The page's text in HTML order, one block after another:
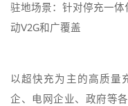
驻地场景：针对停充一
动V2G和广覆盖
以超快充为主的高质量
企、电网企业、政府等